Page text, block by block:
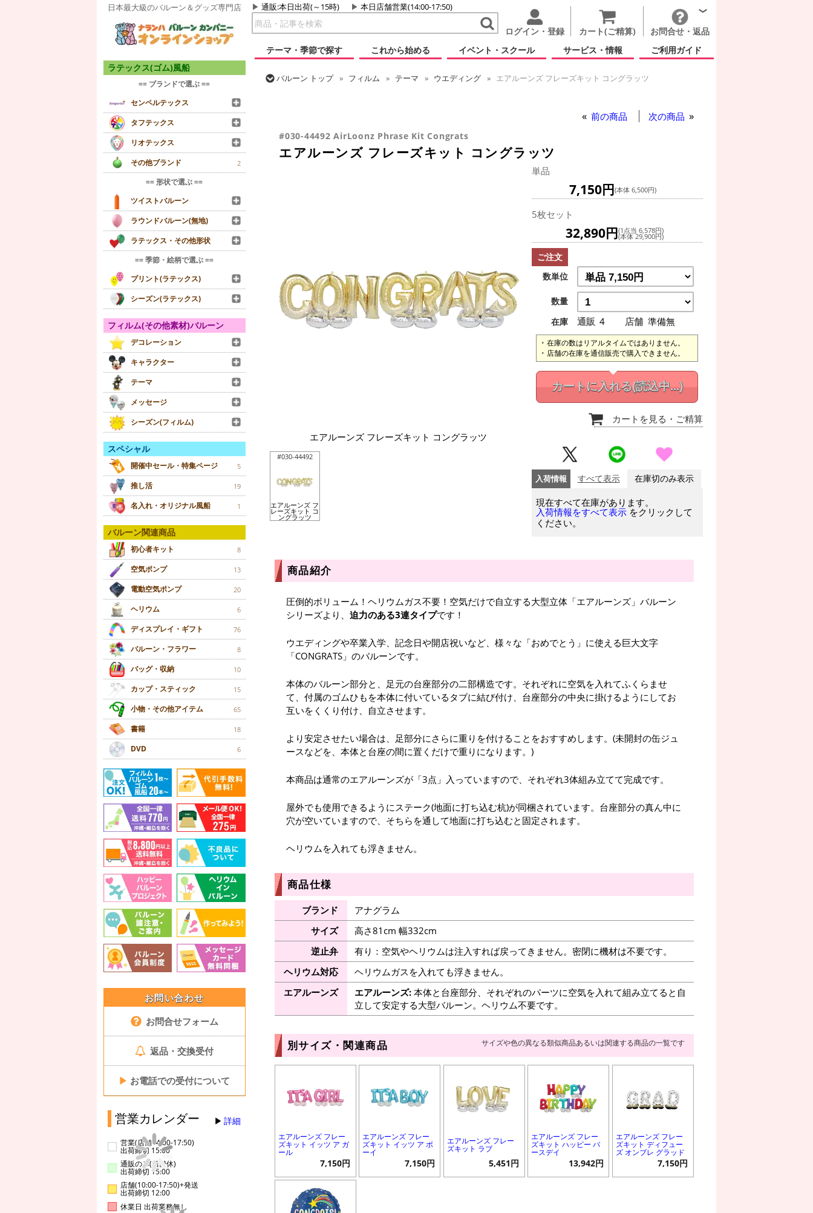
日本最大級のバルーン＆グッズ専門店 通販:本日出荷(～15時) 本日店舗営業(14:00-17:50)
ログイン・登録 カート(ご精算)
お問合せ・返品
テーマ・季節で探す
これから始める イベント・スクール サービス・情報 ご利用ガイド
ラテックス(ゴム)風船
== ブランドで選ぶ ==
センペルテックス
タフテックス
リオテックス
その他ブランド
2
== 形状で選ぶ ==
ツイストバルーン
ラウンドバルーン(無地)
ラテックス・その他形状
== 季節・絵柄で選ぶ ==
プリント(ラテックス)
シーズン(ラテックス)
フィルム(その他素材)バルーン
デコレーション
キャラクター
テーマ
メッセージ
シーズン(フィルム)
スペシャル
開催中セール・特集ページ 5
推し活 19
名入れ・オリジナル風船 1
バルーン関連商品
初心者キット 8
空気ポンプ 13
電動空気ポンプ 20
ヘリウム 6
ディスプレイ・ギフト 76
バルーン・フラワー 8
バッグ・収納 10
カップ・スティック 15
小物・その他アイテム 65
書籍 18
DVD 6
お問い合わせ
お問合せフォーム
返品・交換受付
▶ お電話での受付について
営業カレンダー 詳細
営業(店舗14:00-17:50)
出荷締切 15:00
通販のみ(店舗休)
出荷締切 15:00
店舗(10:00-17:50)+発送
出荷締切 12:00
休業日 出荷業務無し
バルーン トップ フィルム テーマ ウエディング
エアルーンズ フレーズキット コングラッツ
前の商品 次の商品
#030-44492 AirLoonz Phrase Kit Congrats
エアルーンズ フレーズキット コングラッツ
エアルーンズ フレーズキット コングラッツ
#030-44492
エアルーンズ フ
レーズキット コ
ングラッツ
単品
7,150円(本体 6,500円)
5枚セット
32,890円(1点当 6,578円)
(本体 29,900円)
ご注文
数単位
数量
在庫
通販 4 店舗 準備無
在庫の数はリアルタイムではありません。
店舗の在庫を通信販売で購入できません。
カートに入れる(読込中...)
カートを見る ・ご精算
入荷情報 すべて表示 在庫切のみ表示
現在すべて在庫があります。
入荷情報をすべて表示 をクリックして
ください。
商品紹介
圧倒的ボリューム！ヘリウムガス不要！空気だけで自立する大型立体「エアルーンズ」バルーン
シリーズより、 迫力のある3連タイプです！
ウエディングや卒業入学、記念日や開店祝いなど、様々な「おめでとう」に使える巨大文字
「CONGRATS」のバルーンです。
本体のバルーン部分と、足元の台座部分の二部構造です。それぞれに空気を入れてふくらませ
て、付属のゴムひもを本体に付いているタブに結び付け、台座部分の中央に掛けるようにしてお
互いをくくり付け、自立させます。
より安定させたい場合は、足部分にさらに重りを付けることをおすすめします。(未開封の缶ジュ
ースなどを、本体と台座の間に置くだけで重りになります。)
本商品は通常のエアルーンズが「3点」入っていますので、それぞれ3体組み立てて完成です。
屋外でも使用できるようにステーク(地面に打ち込む杭)が同梱されています。台座部分の真ん中に
穴が空いていますので、そちらを通して地面に打ち込むと固定されます。
ヘリウムを入れても浮きません。
商品仕様
ブランド
アナグラム
サイズ
高さ81cm 幅332cm
逆止弁
有り：空気やヘリウムは注入すれば戻ってきません。密閉に機材は不要です。
ヘリウム対応
ヘリウムガスを入れても浮きません。
エアルーンズ
エアルーンズ:本体と台座部分、それぞれのパーツに空気を入れて組み立てると自
立して安定する大型バルーン。ヘリウム不要です。
別サイズ・関連商品 サイズや色の異なる類似商品あるいは関連する商品の一覧です
エアルーンズ フレー
ズキット イッツ ア ガ
ール
7,150円
エアルーンズ フレー
ズキット イッツ ア ボ
ーイ
7,150円
エアルーンズ フレー
ズキット ラブ
5,451円
エアルーンズ フレー
ズキット ハッピー バ
ースデイ
13,942円
エアルーンズ フレー
ズキット ディフュー
ズ オンブレ グラッド
7,150円